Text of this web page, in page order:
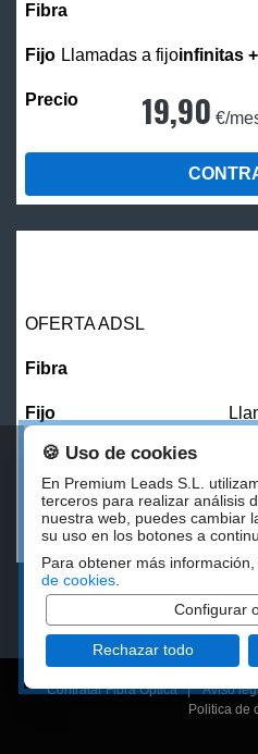
Llamadas a fijoinfinitas
19,90 €/
OFERTA ADSL
Contratar Fibra Óptica| Aviso
Politica de
🍪 Uso de cookies
En Premium Leads S.L.
terceros para realizar análisis
nuestra web, puedes cambiar
su uso en los botones a
Para obtener más
de cookies
Configurar
Rechazar todo